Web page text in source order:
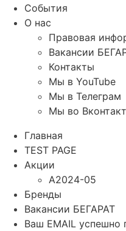
События
О нас
Правовая
Вакансии
Контакты
Мы в YouTube
Мы в Телеграм
Мы во
Главная
TEST PAGE
Акции
A2024-05
Бренды
Вакансии БЕГАРАТ
Ваш EMAIL успешно